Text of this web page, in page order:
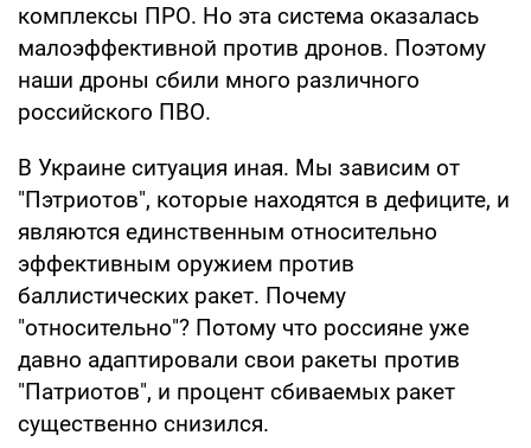
комплексы ПРО. Но эта система оказалась
малоэффективной против дронов. Поэтому
наши дроны сбили много различного
российского ПВО.
В Украине ситуация иная. Мы зависим от
"Пэтриотов", которые находятся в дефиците, и
являются единственным относительно
эффективным оружием против
баллистических ракет. Почему
"относительно"? Потому что россияне уже
давно адаптировали свои ракеты против
"Патриотов", и процент сбиваемых ракет
существенно снизился.